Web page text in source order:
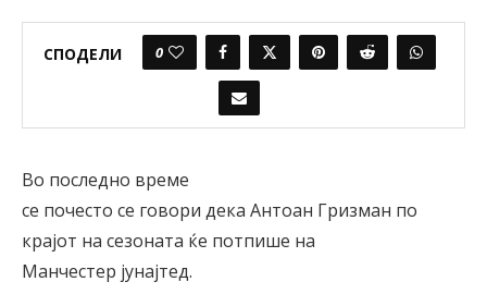
СПОДЕЛИ 0
Во последно време
се почесто се говори дека Антоан Гризман по
крајот на сезоната ќе потпише на
Манчестер јунајтед.